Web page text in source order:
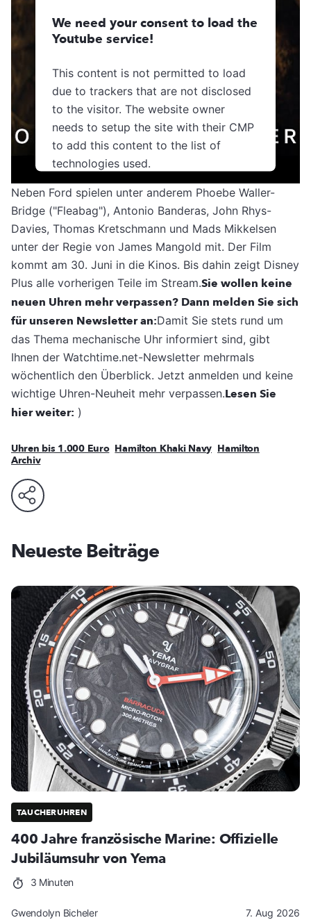
We need your consent to load the
Youtube service!
This content is not permitted to load
due to trackers that are not disclosed
to the visitor. The website owner
needs to setup the site with their CMP
to add this content to the list of
technologies used.
Powered byUsercentrics Consent
Management Platform
Neben Ford spielen unter anderem Phoebe Waller-
Bridge ("Fleabag"), Antonio Banderas, John Rhys-
Davies, Thomas Kretschmann und Mads Mikkelsen
unter der Regie von James Mangold mit. Der Film
kommt am 30. Juni in die Kinos. Bis dahin zeigt Disney
Plus alle vorherigen Teile im Stream.Sie wollen keine
neuen Uhren mehr verpassen? Dann melden Sie sich
für unseren Newsletter an:Damit Sie stets rund um
das Thema mechanische Uhr informiert sind, gibt
Ihnen der Watchtime.net-Newsletter mehrmals
wöchentlich den Überblick. Jetzt anmelden und keine
wichtige Uhren-Neuheit mehr verpassen.Lesen Sie
hier weiter: )
Uhren bis 1.000 Euro Hamilton Khaki Navy Hamilton
Archiv
Neueste Beiträge
TAUCHERUHREN
400 Jahre französische Marine: Offizielle
Jubiläumsuhr von Yema
3 Minuten
Gwendolyn Bicheler 7. Aug 2026